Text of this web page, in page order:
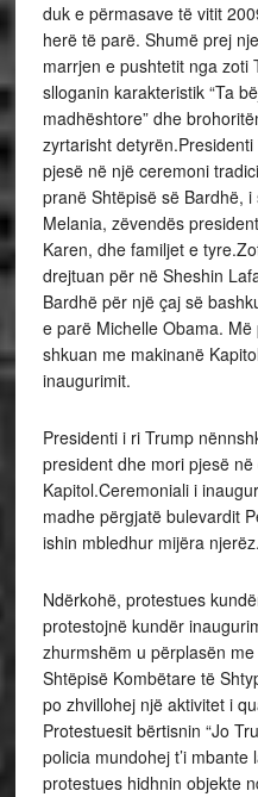
duk e përmasave të vitit
herë të parë. Shumë prej
marrjen e pushtetit nga zoti
slloganin karakteristik “Ta
madhështore” dhe
zyrtarisht
pjesë në një ceremoni
pranë Shtëpisë së Bardhë,
Melania, zëvendës
Karen, dhe familjet e
drejtuan për në Sheshin
Bardhë për një çaj së
e parë Michelle Obama.
shkuan me makinanë
inaugurimit.
Presidenti i ri Trump
president dhe mori pjesë
Kapitol.Ceremoniali i
madhe përgjatë bulevardit
ishin mbledhur mijëra njerëz.
Ndërkohë, protestues
protestojnë kundër
zhurmshëm u përplasën
Shtëpisë Kombëtare të
po zhvillohej një aktivitet i
Protestuesit bërtisnin “Jo
policia mundohej t’i
protestues hidhnin objekte